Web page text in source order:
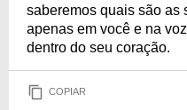
saberemos quais são as
apenas em você e na
dentro do seu coração.
COPIAR